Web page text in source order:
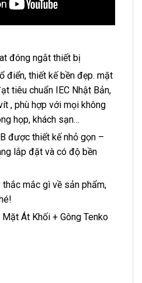
đóng ngắt thiết bị
điển, thiết kế bền đẹp. mặt
tiêu chuẩn IEC Nhật Bản,
, phù hợp với mọi không
họp, khách sạn…
được thiết kế nhỏ gọn –
lắp đặt và có độ bền
mắc gì về sản phẩm,
Át Khối + Gông Tenko